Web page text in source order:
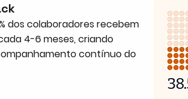
dos colaboradores recebem
4-6 meses, criando
contínuo do